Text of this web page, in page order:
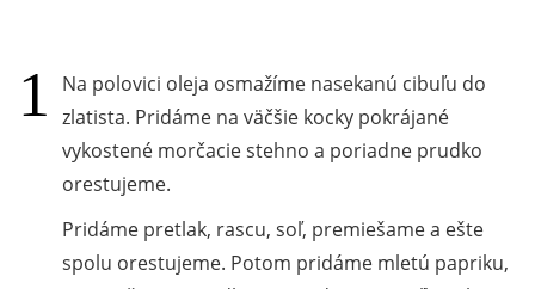
Na polovici oleja osmažíme nasekanú cibuľu do
zlatista. Pridáme na väčšie kocky pokrájané
vykostené morčacie stehno a poriadne prudko
orestujeme.
Pridáme pretlak, rascu, soľ, premiešame a ešte
spolu orestujeme. Potom pridáme mletú papriku,